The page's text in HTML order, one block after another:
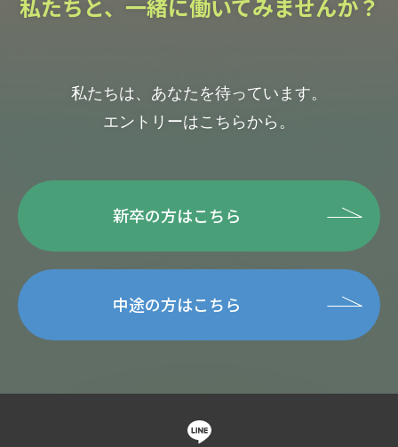
私たちと、一緒に働いてみませんか？
私たちは、あなたを待っています。
エントリーはこちらから。
新卒の方はこちら
中途の方はこちら